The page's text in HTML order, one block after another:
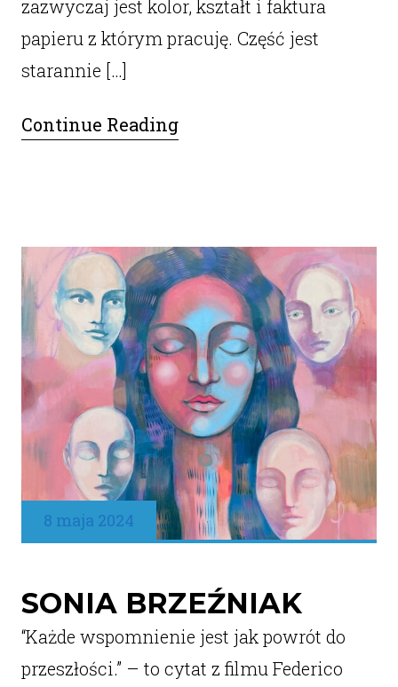
zazwyczaj jest kolor, kształt i faktura
papieru z którym pracuję. Część jest
starannie […]
Continue Reading
8 maja 2024
SONIA BRZEŹNIAK
“Każde wspomnienie jest jak powrót do
przeszłości.” – to cytat z filmu Federico